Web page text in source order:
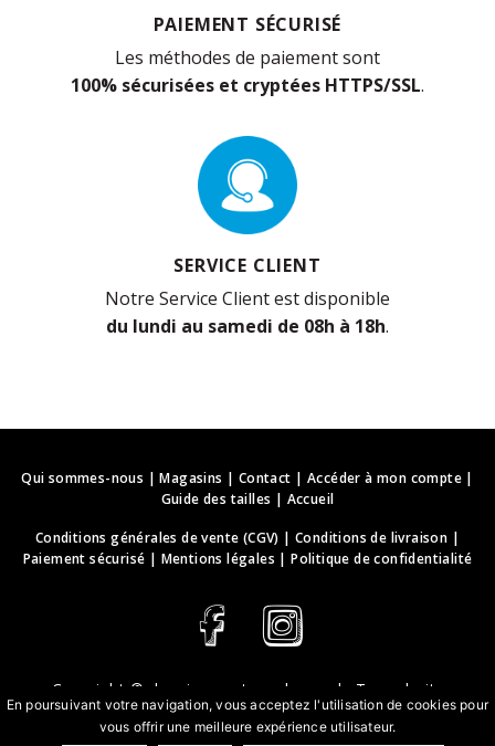
PAIEMENT SÉCURISÉ
Les méthodes de paiement sont
100% sécurisées et cryptées HTTPS/SSL.
SERVICE CLIENT
Notre Service Client est disponible
du lundi au samedi de 08h à 18h.
Qui sommes-nous |Magasins Contact Accéder à mon compte|
Guide des tailles
Accueil
Conditions générales de vente (CGV) |Conditions de livraison |
Paiement sécurisé | Mentions légales |Politique de confidentialité
Copyright © deguisements-cadeaux.ch
. Tous droits
réservés.
En poursuivant votre navigation, vous acceptez l'utilisation de cookies pour
vous offrir une meilleure expérience utilisateur.